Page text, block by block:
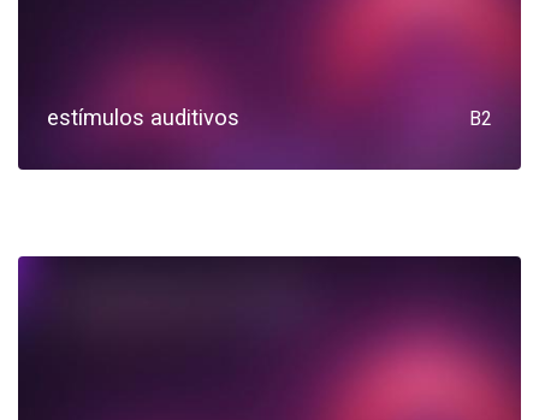
estímulos auditivos B2